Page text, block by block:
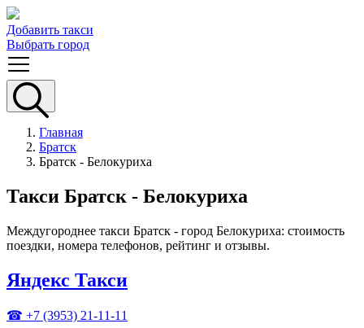
Добавить такси
Выбрать город
Главная
Братск
Братск - Белокуриха
Такси Братск - Белокуриха
Междугороднее такси Братск - город Белокуриха: стоимость
поездки, номера телефонов, рейтинг и отзывы.
Яндекс Такси
☎ +7 (3953) 21-11-11